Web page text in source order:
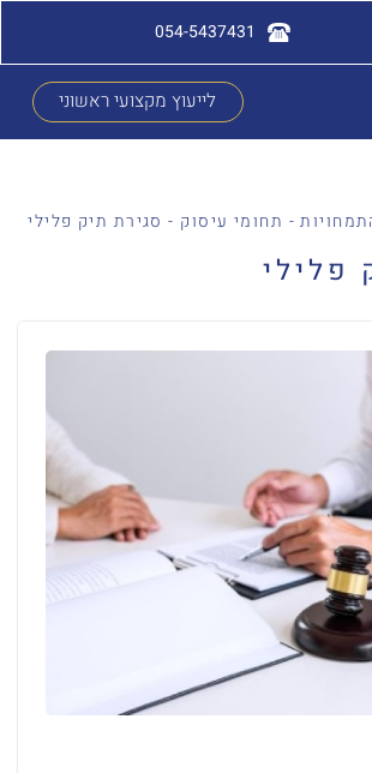
054-5437431
לייעוץ מקצועי ראשוני
- תחומי עיסוק - סגירת תיק פלילי
פלילי